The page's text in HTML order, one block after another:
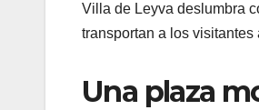
Villa de Leyva deslumbra
transportan a los
Una plaza